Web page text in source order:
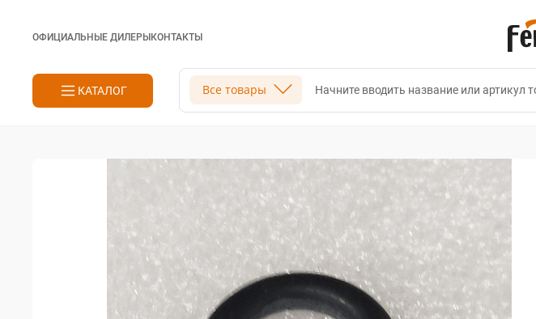
ОФИЦИАЛЬНЫЕ ДИЛЕРЫКОНТАКТЫ
КАТАЛОГ Все товары
Поиск